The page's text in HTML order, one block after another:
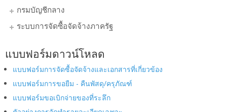
กรมบัญชีกลาง
ระบบการจัดซื้อจัดจ้างภาครัฐ
แบบฟอร์มดาวน์โหลด
แบบฟอร์มการจัดซื้อจัดจ้างและเอกสารที่เกี่ยวข้อง
แบบฟอร์มการขอยืม - คืนพัสดุ/ครุภัณฑ์
แบบฟอร์มขอเบิกจ่ายของที่ระลึก